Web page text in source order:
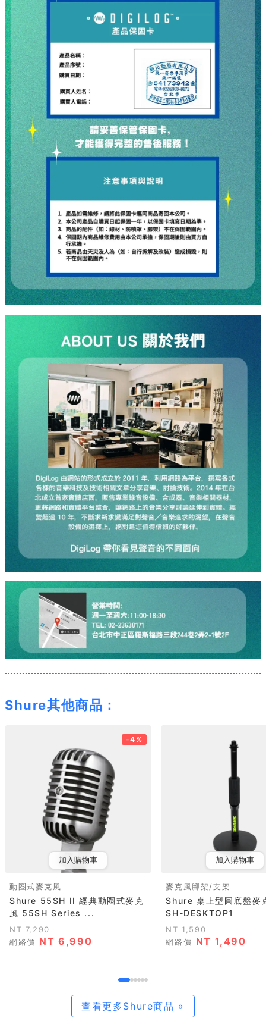
Shure其他商品：
-4%
加入購物車
動圈式麥克風
Shure 55SH II 經典動圈式麥克
風 55SH Series ...
NT 7,290
網路價 NT 6,990
加入購物車
麥克風腳架/支架
Shure 桌上型圓底盤麥
SH-DESKTOP1
NT 1,590
網路價 NT 1,490
查看更多Shure商品 »